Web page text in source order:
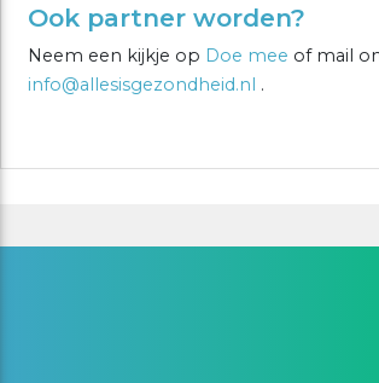
Ook partner worden?
Neem een kijkje op Doe mee of mail
info@allesisgezondheid.nl .